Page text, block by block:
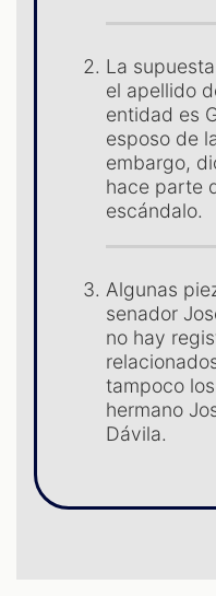
La
el apellido
entidad es
esposo de
embargo,
hace parte
escándalo.
Algunas
senador
no hay
tampoco
hermano
Dávila.